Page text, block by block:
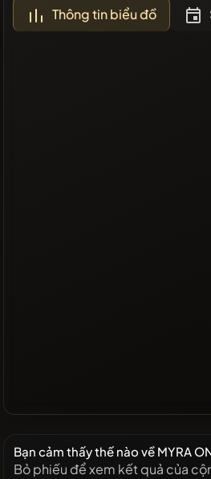
Thông tin biểu đồ
Bạn cảm thấy thế nào về MYRA
Bỏ phiếu để xem kết quả của